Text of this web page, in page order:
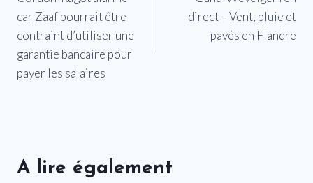
de
l’article
car Zaaf pourrait être
contraint d’utiliser une
garantie bancaire pour
payer les salaires
direct – Vent, pluie et
pavés en Flandre
A lire également